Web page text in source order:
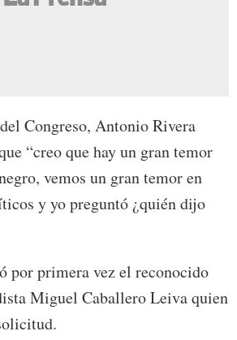
Congreso, Antonio Rivera
“creo que hay un gran temor
vemos un gran temor en
y yo preguntó ¿quién dijo
por primera vez el reconocido
Miguel Caballero Leiva quien